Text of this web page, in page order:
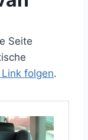
Seite
folgen.